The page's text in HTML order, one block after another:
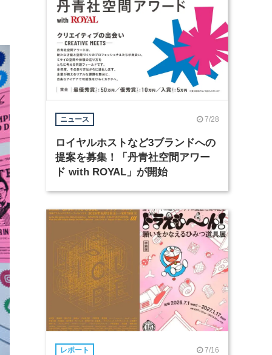
ニュース 7/28
ロイヤルホストなど3ブランドへの
提案を募集！「丹青社空間アワー
ド with ROYAL」が開始
レポート 7/16